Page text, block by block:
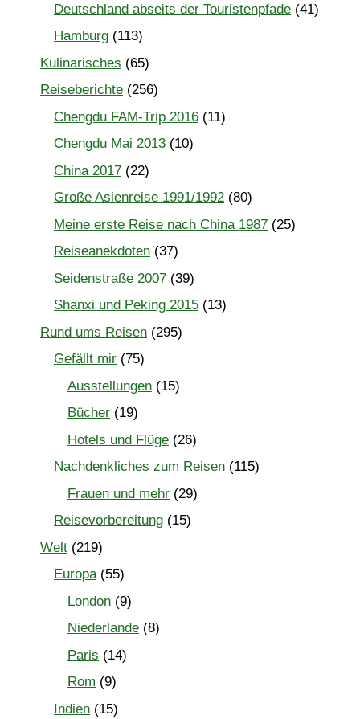
Deutschland abseits der Touristenpfade (41)
Hamburg (113)
Kulinarisches (65)
Reiseberichte (256)
Chengdu FAM-Trip 2016 (11)
Chengdu Mai 2013 (10)
China 2017 (22)
Große Asienreise 1991/1992 (80)
Meine erste Reise nach China 1987 (25)
Reiseanekdoten (37)
Seidenstraße 2007 (39)
Shanxi und Peking 2015 (13)
Rund ums Reisen (295)
Gefällt mir (75)
Ausstellungen (15)
Bücher (19)
Hotels und Flüge (26)
Nachdenkliches zum Reisen (115)
Frauen und mehr (29)
Reisevorbereitung (15)
Welt (219)
Europa(55)
London (9)
Niederlande (8)
Paris (14)
Rom (9)
Indien (15)